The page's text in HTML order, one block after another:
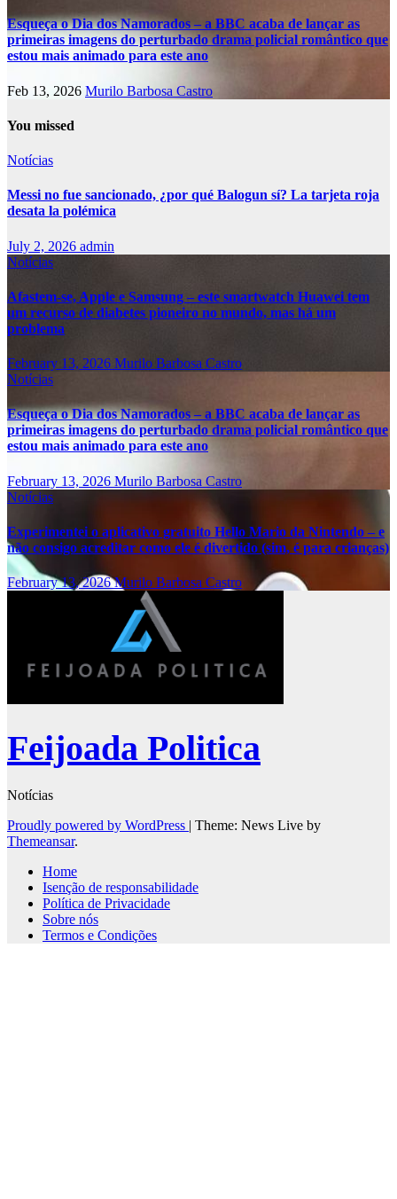
Esqueça o Dia dos Namorados – a BBC acaba de lançar as
primeiras imagens do perturbado drama policial romântico que
estou mais animado para este ano
Feb 13, 2026 Murilo Barbosa Castro
You missed
Notícias
Messi no fue sancionado, ¿por qué Balogun sí? La tarjeta roja
desata la polémica
July 2, 2026 admin
Notícias
Afastem-se, Apple e Samsung – este smartwatch Huawei tem
um recurso de diabetes pioneiro no mundo, mas há um
problema
February 13, 2026 Murilo Barbosa Castro
Notícias
Esqueça o Dia dos Namorados – a BBC acaba de lançar as
primeiras imagens do perturbado drama policial romântico que
estou mais animado para este ano
February 13, 2026 Murilo Barbosa Castro
Notícias
Experimentei o aplicativo gratuito Hello Mario da Nintendo – e
não consigo acreditar como ele é divertido (sim, é para crianças)
February 13, 2026Murilo Barbosa Castro
Feijoada Politica
Notícias
Proudly powered by WordPress | Theme: News Live by
Themeansar.
Home
Isenção de responsabilidade
Política de Privacidade
Sobre nós
Termos e Condições